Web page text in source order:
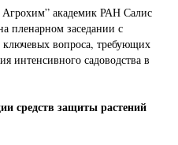
академик РАН Салис
пленарном заседании с
вопроса, требующих
интенсивного садоводства в
средств защиты растений